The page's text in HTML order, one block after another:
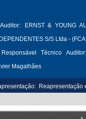
Auditor:
ERNST & YOUNG
S/S Ltda -
Responsável Técnico Auditor:
Magalhães
Reapresentação